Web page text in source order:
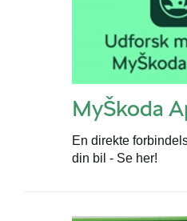
MyŠkoda
En direkte
din bil - Se her!